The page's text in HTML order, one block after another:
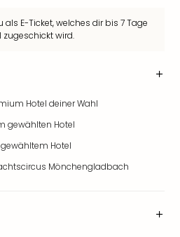
als E-Ticket, welches dir bis 7 Tage
zugeschickt wird.
Hotel deiner Wahl
gewählten Hotel
Hotel
Mönchengladbach